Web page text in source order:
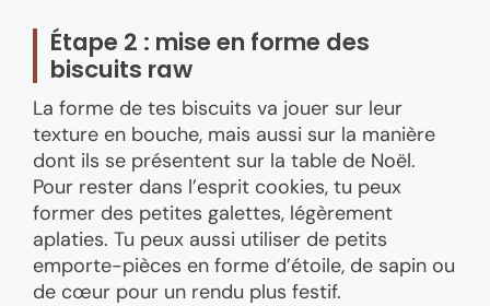
Étape 2 : mise en forme des
biscuits raw
La forme de tes biscuits va jouer sur leur
texture en bouche, mais aussi sur la manière
dont ils se présentent sur la table de Noël.
Pour rester dans l’esprit cookies, tu peux
former des petites galettes, légèrement
aplaties. Tu peux aussi utiliser de petits
emporte-pièces en forme d’étoile, de sapin ou
de cœur pour un rendu plus festif.